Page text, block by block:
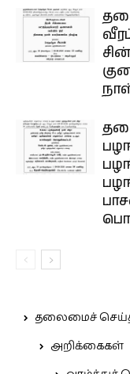
தலைமைச்
அறிக்கைகள்